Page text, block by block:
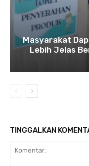
Masyarakat
Lebih Jelas
TINGGALKAN